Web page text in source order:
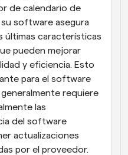
de calendario de
software asegura
últimas características
pueden mejorar
y eficiencia. Esto
para el software
requiere
las
del software
actualizaciones
por el proveedor.